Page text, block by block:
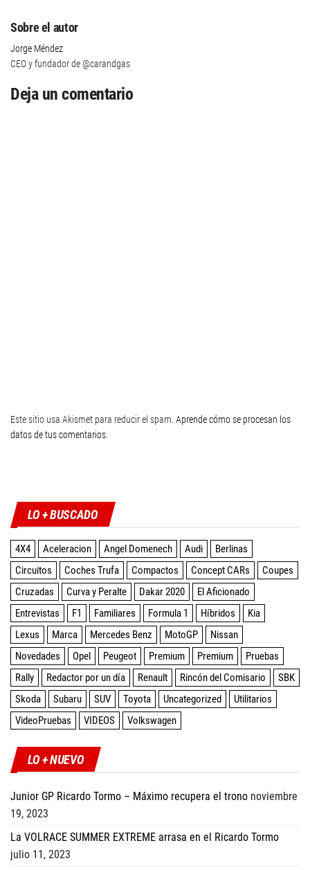
Sobre el autor
Jorge Méndez
CEO y fundador de @carandgas
Deja un comentario
Este sitio usa Akismet para reducir el spam. Aprende cómo se procesan los
datos de tus comentarios
LO + BUSCADO
4X4 Aceleracion Angel Domenech Audi
Berlinas
Circuitos
Coches Trufa Compactos Concept CARs
Coupes
Cruzadas
Curva y Peralte Dakar 2020
El Aficionado
Entrevistas
F1 Familiares Formula 1 Híbridos
Kia
Lexus
Marca Mercedes Benz MotoGP
Nissan
Novedades
Opel Peugeot Premium Premium
Pruebas
Rally
Redactor por un día Renault Rincón del Comisario
SBK
Skoda
Subaru SUV Toyota Uncategorized
Utilitarios
VideoPruebas
VIDEOS Volkswagen
LO + NUEVO
Junior GP Ricardo Tormo – Máximo recupera el trono noviembre
19, 2023
La VOLRACE SUMMER EXTREME arrasa en el Ricardo Tormo
julio 11, 2023